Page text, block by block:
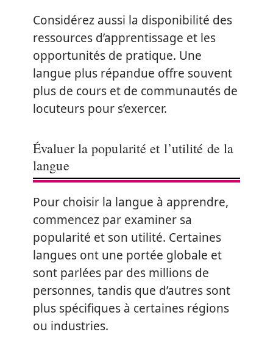
Considérez aussi la disponibilité des
ressources d’apprentissage et les
opportunités de pratique. Une
langue plus répandue offre souvent
plus de cours et de communautés de
locuteurs pour s’exercer.
Évaluer la popularité et l’utilité de la
langue
Pour choisir la langue à apprendre,
commencez par examiner sa
popularité et son utilité. Certaines
langues ont une portée globale et
sont parlées par des millions de
personnes, tandis que d’autres sont
plus spécifiques à certaines régions
ou industries.